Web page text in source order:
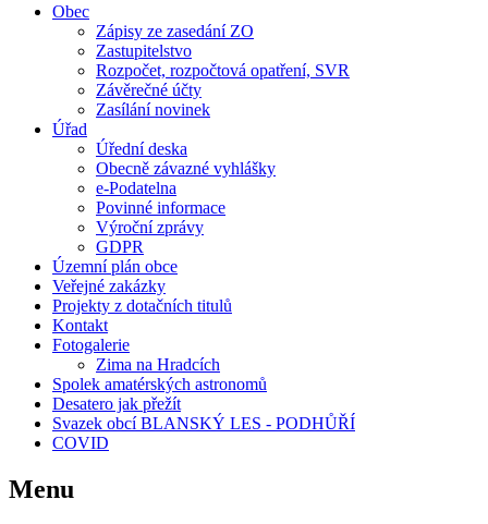
Obec
Zápisy ze zasedání ZO
Zastupitelstvo
Rozpočet, rozpočtová opatření, SVR
Závěrečné účty
Zasílání novinek
Úřad
Úřední deska
Obecně závazné vyhlášky
e-Podatelna
Povinné informace
Výroční zprávy
GDPR
Územní plán obce
Veřejné zakázky
Projekty z dotačních titulů
Kontakt
Fotogalerie
Zima na Hradcích
Spolek amatérských astronomů
Desatero jak přežít
Svazek obcí BLANSKÝ LES - PODHŮŘÍ
COVID
Menu